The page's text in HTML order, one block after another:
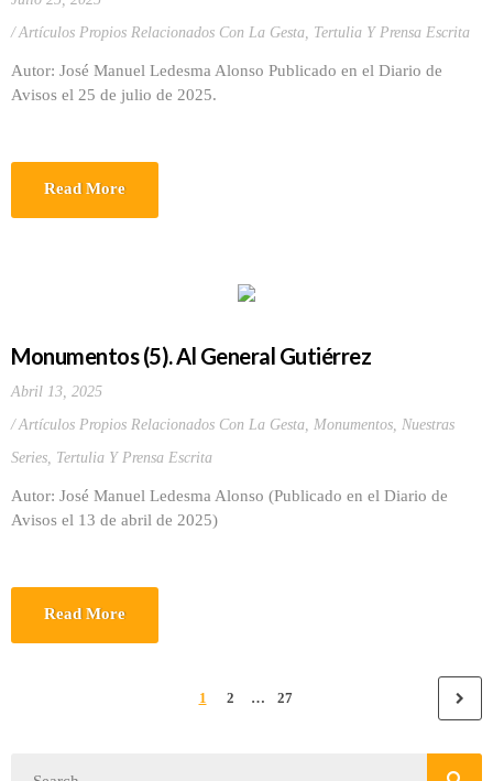
Artículos Propios Relacionados Con La Gesta, Tertulia Y Prensa Escrita
Autor: José Manuel Ledesma Alonso Publicado en el Diario de
Avisos el 25 de julio de 2025.
Read More
Monumentos (5). Al General Gutiérrez
Abril 13, 2025
Artículos Propios Relacionados Con La Gesta, Monumentos, Nuestras
Series, Tertulia Y Prensa Escrita
Autor: José Manuel Ledesma Alonso (Publicado en el Diario de
Avisos el 13 de abril de 2025)
Read More
1 2 … 27